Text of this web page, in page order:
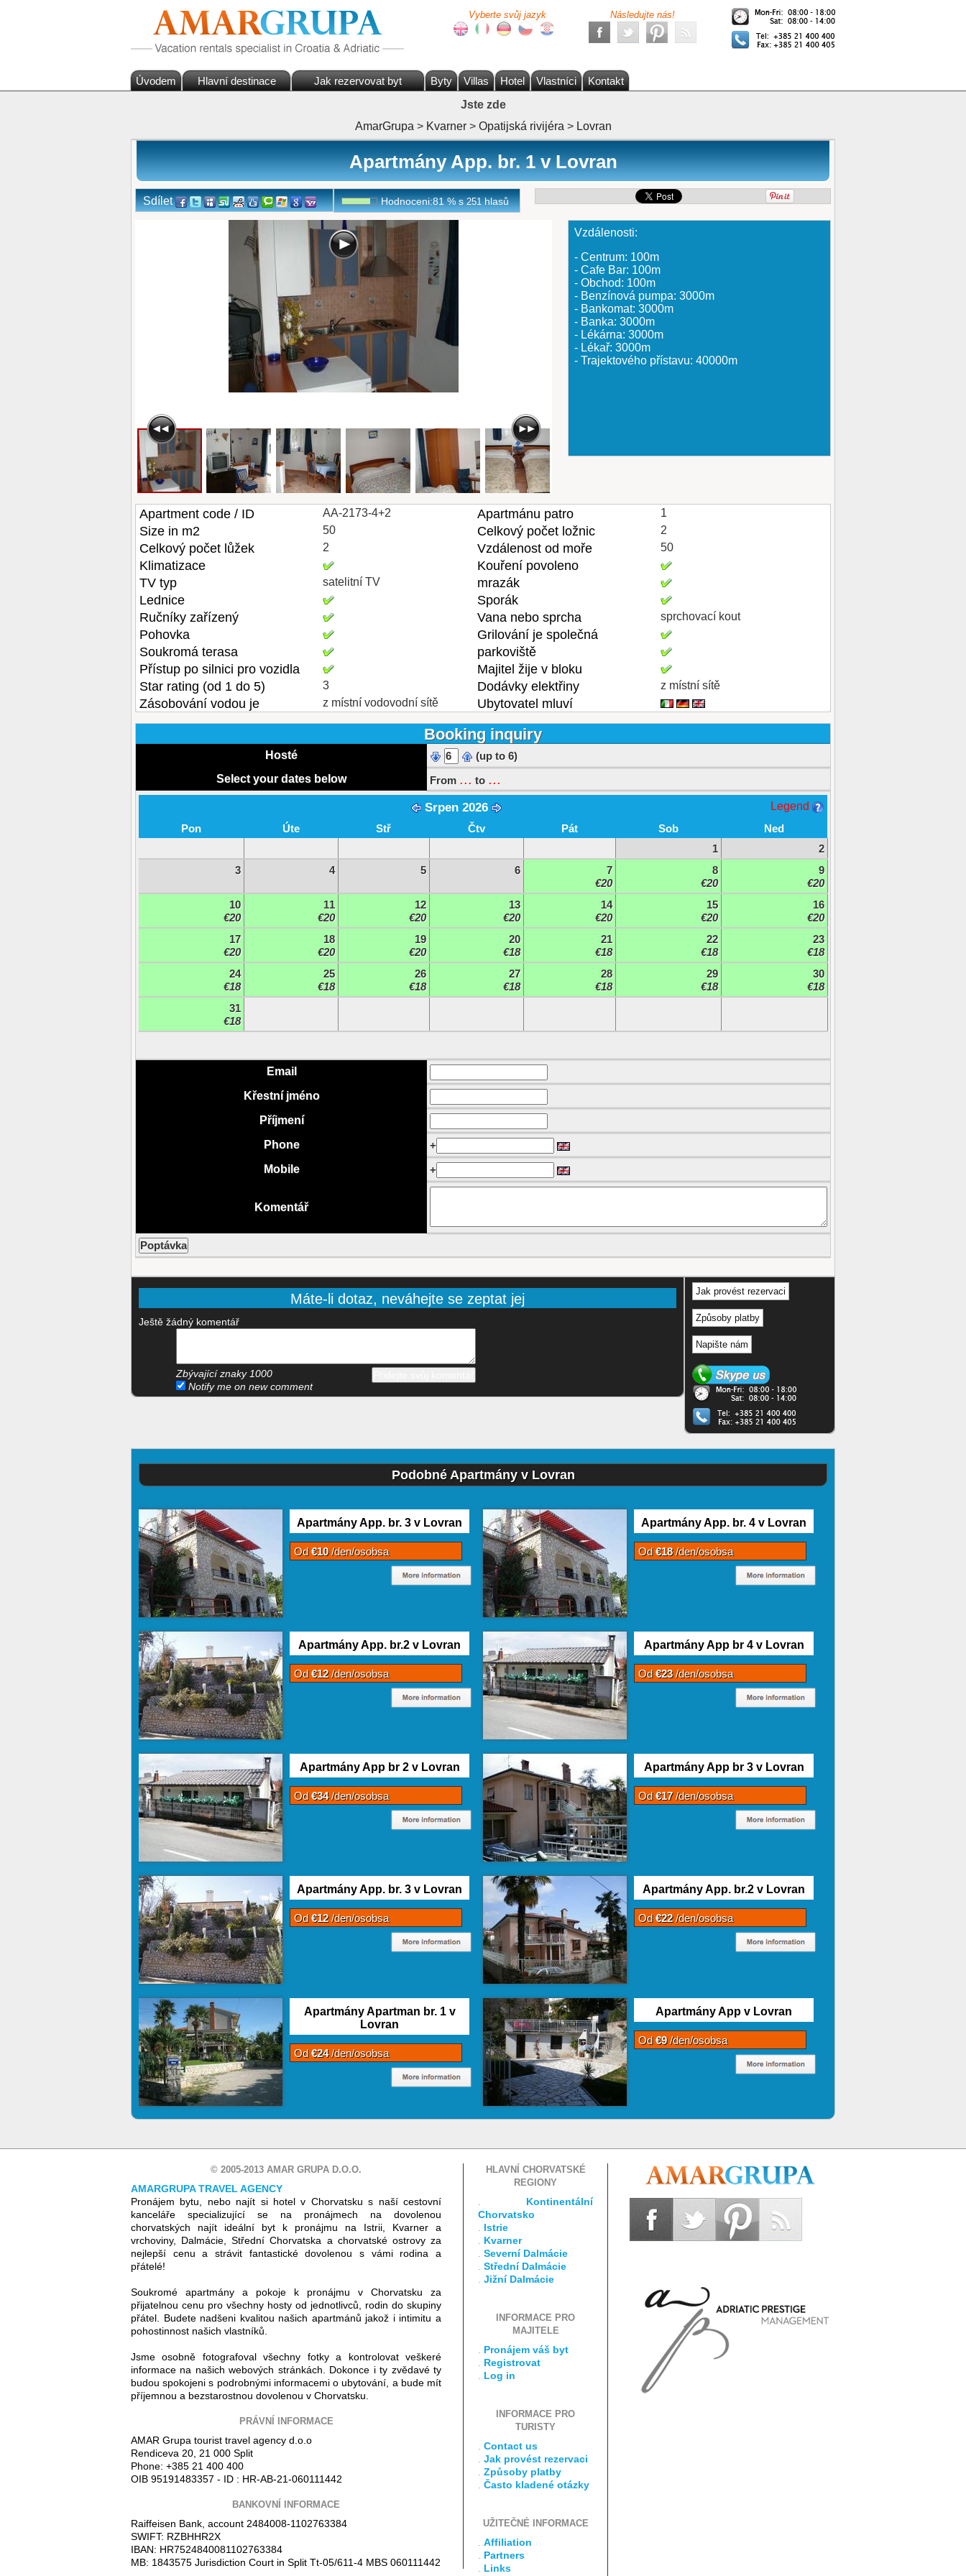
Vyberte svůj jazyk Následujte nás!
Úvodem Hlavní destinace Jak rezervovat byt Byty Villas Hotel Vlastníci
Kontakt
Jste zde
AmarGrupa > Kvarner > Opatijská rivijéra > Lovran
Apartmány App. br. 1 v Lovran
Sdílet Hodnoceni:81%s251hlasů
Vzdálenosti:
- Centrum: 100m
- Cafe Bar: 100m
- Obchod: 100m
- Benzínová pumpa: 3000m
- Bankomat: 3000m
- Banka: 3000m
- Lékárna: 3000m
- Lékař: 3000m
- Trajektového přístavu: 40000m
Apartment code / ID AA-2173-4+2 Apartmánu patro 1
Size in m2 50 Celkový počet ložnic 2
Celkový počet lůžek 2 Vzdálenost od moře 50
Klimatizace
Kouření povoleno
TV typ
satelitní TV
mrazák
Lednice
Sporák
Ručníky zařízený
Vana nebo sprcha sprchovací kout
Pohovka
Grilování je společná
Soukromá terasa
parkoviště
Přístup po silnici pro vozidla
Majitel žije v bloku
Star rating (od 1 do 5)
3 Dodávky elektřiny z místní sítě
Zásobování vodou je z místní vodovodní sítě Ubytovatel mluví
Booking inquiry
Hosté
(up to 6)
Select your dates below
From ... to ...
Legend
Srpen 2026
Pon Úte Stř Čtv Pát Sob
Ned
1
2
3
4 5 6
7
€20
8
€20
9
€20
10
€20
11
€20
12
€20
13
€20
14
€20
15
€20
16
€20
17
€20
18
€20
19
€20
20
€18
21
€18
22
€18
23
€18
24
€18
25
€18
26
€18
27
€18
28
€18
29
€18
30
€18
31
€18
Email
Křestní jméno
Příjmení
Phone
+
Mobile
+
Komentář
Máte-li dotaz, neváhejte se zeptat jej
Ještě žádný komentář
Zbývající znaky 1000
Notify me on new comment
Jak provést rezervaci
Způsoby platby
Napište nám
Podobné Apartmány v Lovran
Apartmány App. br. 3 v Lovran
Od€10/den/osobsa
Apartmány App. br. 4 v Lovran
Od€18/den/osobsa
Apartmány App. br.2 v Lovran
Od€12/den/osobsa
Apartmány App br 4 v Lovran
Od€23/den/osobsa
Apartmány App br 2 v Lovran
Od€34/den/osobsa
Apartmány App br 3 v Lovran
Od€17/den/osobsa
Apartmány App. br. 3 v Lovran
Od€12/den/osobsa
Apartmány App. br.2 v Lovran
Od€22/den/osobsa
Apartmány Apartman br. 1 v
Lovran
Od€24/den/osobsa
Apartmány App v Lovran
Od€9/den/osobsa
© 2005-2013 AMAR GRUPA D.O.O.
AMARGRUPA TRAVEL AGENCY
Pronájem bytu, nebo najít si hotel v Chorvatsku s naší cestovní
kanceláře specializující se na pronájmech na dovolenou
chorvatských najít ideální byt k pronájmu na Istrii, Kvarner a
vrchoviny, Dalmácie, Střední Chorvatska a chorvatské ostrovy za
nejlepší cenu a strávit fantastické dovolenou s vámi rodina a
přátelé!
Soukromé apartmány a pokoje k pronájmu v Chorvatsku za
přijatelnou cenu pro všechny hosty od jednotlivců, rodin do skupiny
přátel. Budete nadšeni kvalitou našich apartmánů jakož i intimitu a
pohostinnost našich vlastníků.
Jsme osobně fotografoval všechny fotky a kontrolovat veškeré
informace na našich webových stránkách. Dokonce i ty zvědavé ty
budou spokojeni s podrobnými informacemi o ubytování, a bude mít
příjemnou a bezstarostnou dovolenou v Chorvatsku.
PRÁVNÍ INFORMACE
AMAR Grupa tourist travel agency d.o.o
Rendiceva 20, 21 000 Split
Phone: +385 21 400 400
OIB 95191483357 - ID : HR-AB-21-060111442
BANKOVNÍ INFORMACE
Raiffeisen Bank, account 2484008-1102763384
SWIFT: RZBHHR2X
IBAN: HR7524840081102763384
MB: 1843575 Jurisdiction Court in Split Tt-05/611-4 MBS 060111442
HLAVNÍ CHORVATSKÉ
REGIONY
Kontinentální
Chorvatsko
Istrie
Kvarner
Severní Dalmácie
Střední Dalmácie
Jižní Dalmácie
INFORMACE PRO
MAJITELE
Pronájem váš byt
Registrovat
Log in
INFORMACE PRO
TURISTY
Contact us
Jak provést rezervaci
Způsoby platby
Často kladené otázky
UŽITEČNÉ INFORMACE
Affiliation
Partners
Links